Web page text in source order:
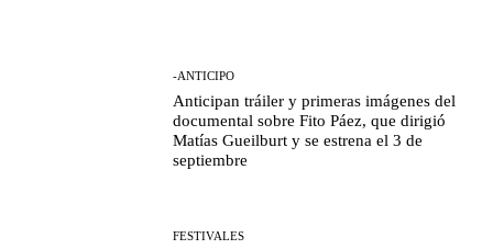
-ANTICIPO
Anticipan tráiler y primeras imágenes del
documental sobre Fito Páez, que dirigió
Matías Gueilburt y se estrena el 3 de
septiembre
FESTIVALES